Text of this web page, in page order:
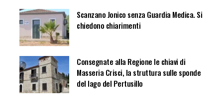
Scanzano Jonico senza Guardia Medica. Si
chiedono chiarimenti
Consegnate alla Regione le chiavi di
Masseria Crisci, la struttura sulle sponde
del lago del Pertusillo